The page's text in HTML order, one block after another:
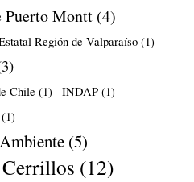
Puerto Montt (4)
Región de Valparaíso (1)
Chile (1) INDAP (1)
(1)
(5)
(12)